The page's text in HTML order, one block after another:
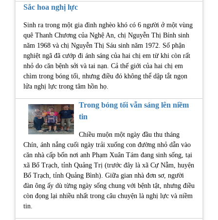
Sắc hoa nghị lực
Sinh ra trong một gia đình nghèo khó có 6 người ở một vùng
quê Thanh Chương của Nghệ An, chị Nguyễn Thị Bính sinh
năm 1968 và chị Nguyễn Thị Sáu sinh năm 1972. Số phận
nghiệt ngã đã cướp đi ánh sáng của hai chị em từ khi còn rất
nhỏ do căn bệnh sởi và tai nạn. Cả thế giới của hai chị em
chìm trong bóng tối, nhưng điều đó không thể dập tắt ngọn
lửa nghị lực trong tâm hồn họ.
Trong bóng tối vẫn sáng lên niềm
tin
Chiều muộn một ngày đầu thu tháng
Chín, ánh nắng cuối ngày trải xuống con đường nhỏ dẫn vào
căn nhà cấp bốn nơi anh Phạm Xuân Tám đang sinh sống, tại
xã Bố Trạch, tỉnh Quảng Trị (trước đây là xã Cự Nẫm, huyện
Bố Trạch, tỉnh Quảng Bình). Giữa gian nhà đơn sơ, người
đàn ông ấy dù từng ngày sống chung với bệnh tật, nhưng điều
còn đọng lại nhiều nhất trong câu chuyện là nghị lực và niềm
tin.